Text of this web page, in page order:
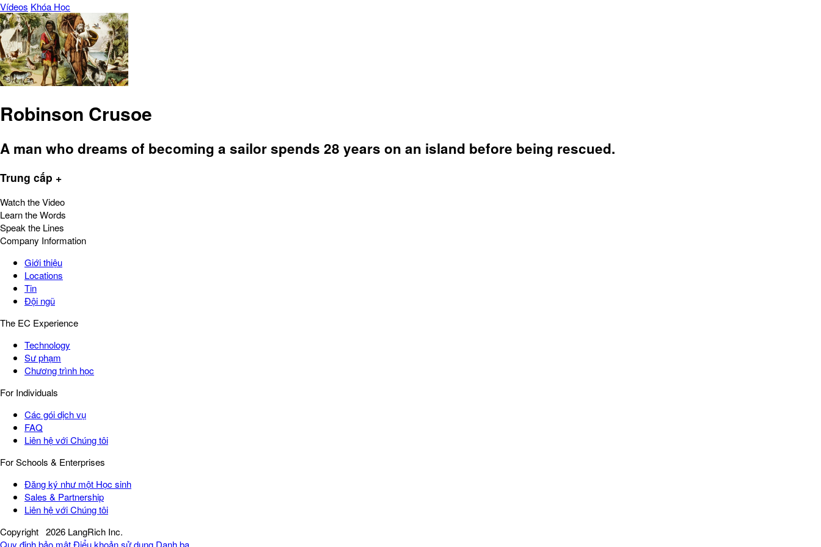
Vídeos Khóa Học
Robinson Crusoe
A man who dreams of becoming a sailor spends 28 years on an island before being rescued.
Trung cấp +
Watch the Video
Learn the Words
Speak the Lines
Company Information
Giới thiệu
Locations
Tin
Đội ngũ
The EC Experience
Technology
Sư phạm
Chương trình học
For Individuals
Các gói dịch vụ
FAQ
Liên hệ với Chúng tôi
For Schools & Enterprises
Đăng ký như một Học sinh
Sales & Partnership
Liên hệ với Chúng tôi
Copyright 2026 LangRich Inc.